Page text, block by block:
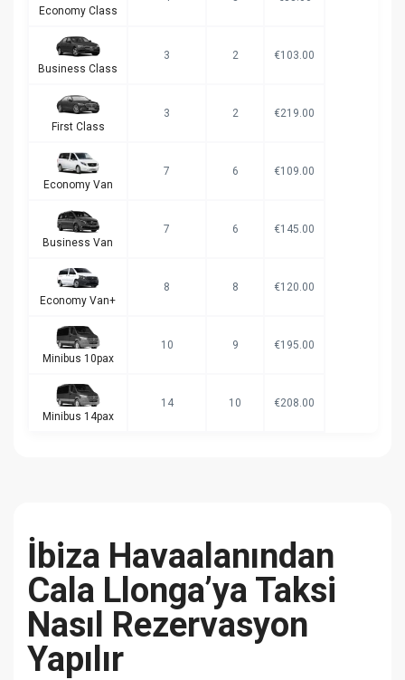
Economy Class
Business Class
3 2 €103.00
First Class
3 2 €219.00
Economy Van
7 6 €109.00
Business Van
7 6 €145.00
Economy Van+
8 8 €120.00
Minibus 10pax
10 9 €195.00
Minibus 14pax
14 10 €208.00
İbiza Havaalanından
Cala Llonga’ya Taksi
Nasıl Rezervasyon
Yapılır